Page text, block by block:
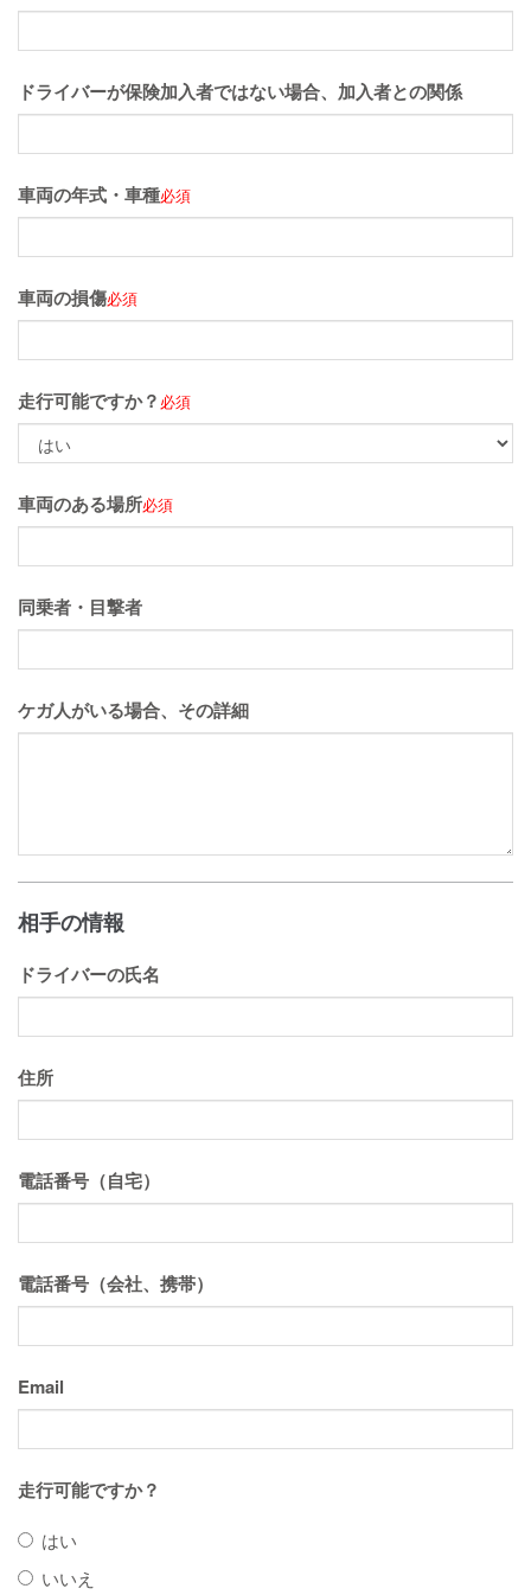
ドライバーが保険加入者ではない場合、加入者との関係
車両の年式・車種必須
車両の損傷必須
走行可能ですか？ 必須
車両のある場所必須
同乗者・目撃者
ケガ人がいる場合、その詳細
相手の情報
ドライバーの氏名
住所
電話番号（自宅）
電話番号（会社、携帯）
Email
走行可能ですか？
はい
いいえ